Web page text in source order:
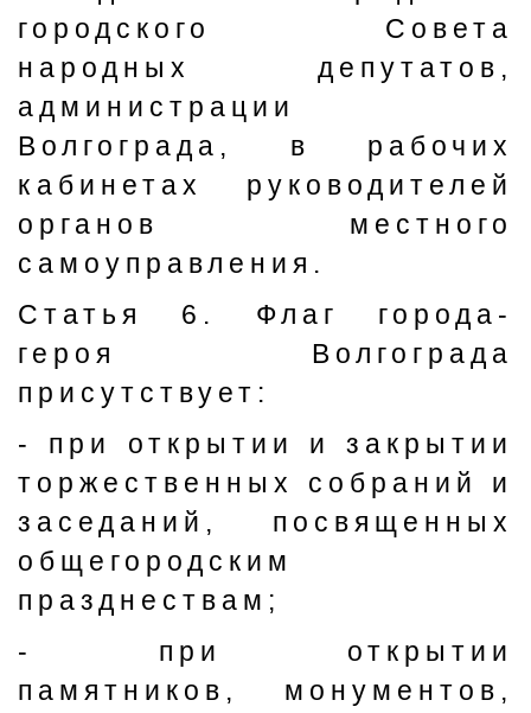
городского Совета
народных депутатов,
администрации
Волгограда, в рабочих
кабинетах руководителей
органов местного
самоуправления.
Статья 6. Флаг города-
героя Волгограда
присутствует:
- при открытии и закрытии
торжественных собраний и
заседаний, посвященных
общегородским
празднествам;
- при открытии
памятников, монументов,